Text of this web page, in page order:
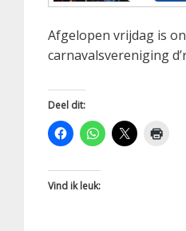
Afgelopen vrijdag is
carnavalsvereniging
Deel dit:
Vind ik leuk: